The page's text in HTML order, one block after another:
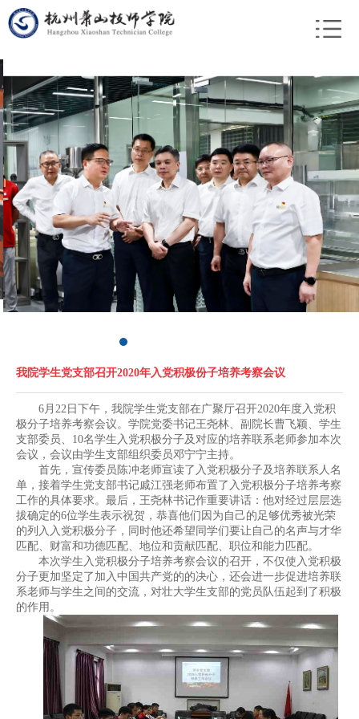
我院学生党支部召开2020年入党积极份子培养考察会议
6月22日下午，我院学生党支部在广聚厅召开2020年度入党积
极分子培养考察会议。学院党委书记王尧林、 副院长曹飞颖、学生
支部委员、 10名学生入党积极分子及对应的培养联系老师参加本次
会议，会议由学生支部组织委员邓宁宁主持。
首先，宣传委员陈冲老师宣读了入党积极分子及培养联系人名
单，接着学生党支部书记戚江强老师布置了入党积极分子培养考察
工作的具体要求。最后，王尧林书记作重要讲话：他对经过层层选
拔确定的6位学生表示祝贺，恭喜他们因为自己的足够优秀被光荣
的列入入党积极分子，同时他还希望同学们要让自己的名声与才华
匹配、财富和功德匹配、地位和贡献匹配、职位和能力匹配。
本次学生入党积极分子培养考察会议的召开，不仅使入党积极
分子更加坚定了加入中国共产党的的决心，还会进一步促进培养联
系老师与学生之间的交流，对壮大学生支部的党员队伍起到了积极
的作用。